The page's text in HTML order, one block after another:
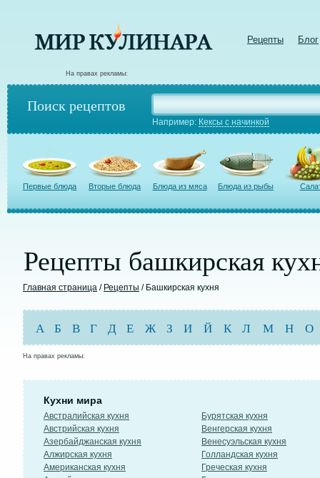
Рецепты Блог
На правах рекламы:
Поиск рецептов
Например: Кексы с начинкой
Первые блюда Вторые блюда Блюда из мяса Блюда из рыбы
Рецепты башкирская
Главная страница / Рецепты / Башкирская кухня
А Б В Г Д Е Ж З И Й К Л М Н О
На правах рекламы:
Кухни мира
Австралийская кухня
Австрийская кухня
Азербайджанская кухня
Алжирская кухня
Американская кухня
Бурятская кухня
Венгерская кухня
Венесуэльская кухня
Голландская кухня
Греческая кухня